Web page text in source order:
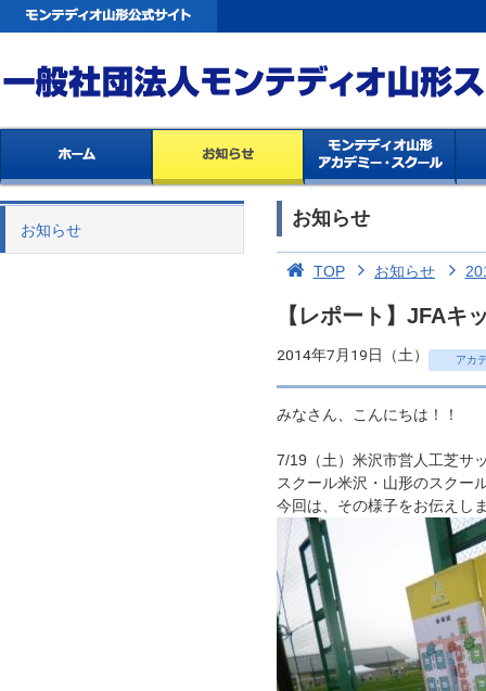
お知らせ
お知らせ
TOP お知らせ
【レポート】JFAキ
2014年7月19日（土） アカ
みなさん、こんにちは！！
7/19（土）米沢市営人工芝サ
スクール米沢・山形のスクー
今回は、その様子をお伝えし